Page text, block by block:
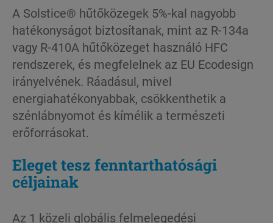
A Solstice® hűtőközegek 5%-kal nagyobb
hatékonyságot biztosítanak, mint az R-134a
vagy R-410A hűtőközeget használó HFC
rendszerek, és megfelelnek az EU Ecodesign
irányelvének. Ráadásul, mivel
energiahatékonyabbak, csökkenthetik a
szénlábnyomot és kímélik a természeti
erőforrásokat.
Eleget tesz fenntarthatósági
céljainak
Az 1 közeli globális felmelegedési